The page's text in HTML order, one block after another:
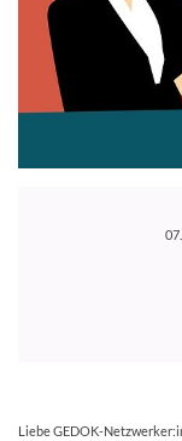
Liebe GEDOK-